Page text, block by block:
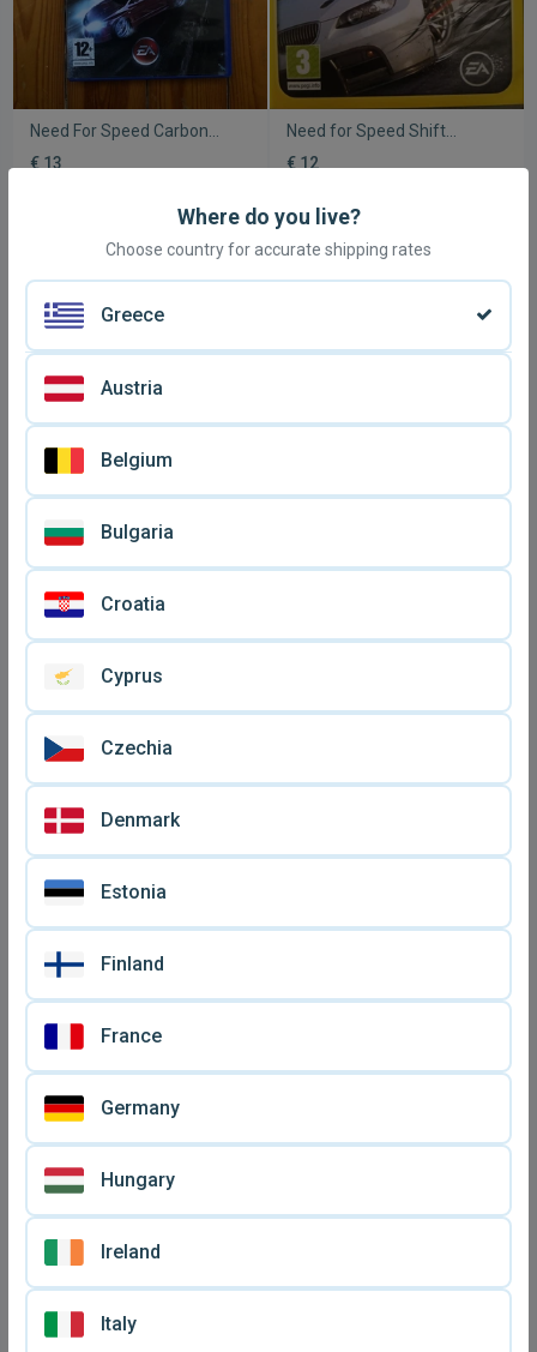
Need For Speed Carbon
PlayStation 2 σαν
καινούργιο
€ 13
Need for Speed Shift
Platinum έκδοση για PS3
σαν καινούργιο με manual
€ 12
Need For Speed:
Undercover παιχνίδι Sony
σαν καινούργιο
€ 10
και σε άριστη κατάσταση
€ 20
Need for Speed Pro Street
PlayStation 2 σαν
καινούργιο
€ 12
Need for Speed Pro Street
Need For Speed Shift για
Where do you live?
Choose country for accurate shipping rates
Greece
Austria
Belgium
Bulgaria
Croatia
Cyprus
Czechia
Denmark
Estonia
Finland
France
Germany
Hungary
Ireland
Italy